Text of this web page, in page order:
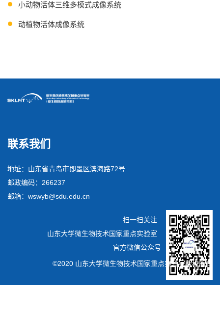
小动物活体三维多模式成像系统
动植物活体成像系统
联系我们
地址：山东省青岛市即墨区滨海路72号
邮政编码：266237
邮箱：wswyb@sdu.edu.cn
扫一扫关注
山东大学微生物技术国家重点实验室
官方微信公众号
©2020 山东大学微生物技术国家重点实验室版权所有